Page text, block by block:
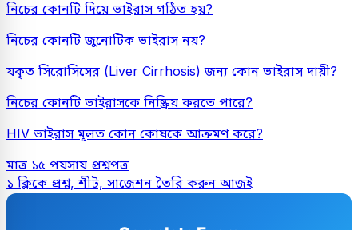
নিচের কোনটি দিয়ে ভাইরাস গঠিত হয়?
নিচের কোনটি জুনোটিক ভাইরাস নয়?
যকৃত সিরোসিসের (Liver Cirrhosis) জন্য কোন ভাইরাস দায়ী?
নিচের কোনটি ভাইরাসকে নিষ্ক্রিয় করতে পারে?
HIV ভাইরাস মূলত কোন কোষকে আক্রমণ করে?
মাত্র ১৫ পয়সায় প্রশ্নপত্র
১ ক্লিকে প্রশ্ন, শীট, সাজেশন তৈরি করুন আজই